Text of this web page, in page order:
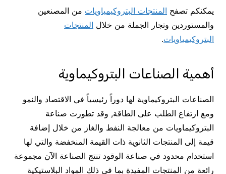
يمكنكم تصفح المنتجات البتروكيمياويات من المصنعين
والمستوردين وتجار الجملة من خلال المنتجات
البتروكيمياويات.
أهمية الصناعات البتروكيماوية
الصناعات البتروكيماوية لها دوراً رئيسياً في الاقتصاد والنمو
ومع ارتفاع الطلب على الطاقة, وقد تطورت صناعة
البتروكيماويات من معالجة النفط والغاز من خلال إضافة
قيمة إلى المنتجات الثانوية ذات القيمة المنخفضة والتي لها
استخدام محدود في صناعة الوقود تنتج الصناعة الآن مجموعة
رائعة من المنتجات المفيدة بما في ذلك المواد البلاستيكية